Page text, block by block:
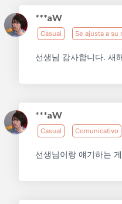
***aW
Casual Se ajusta a su
선생님 감사합니다. 새
***aW
Casual Comunicativo
선생님이랑 얘기하는